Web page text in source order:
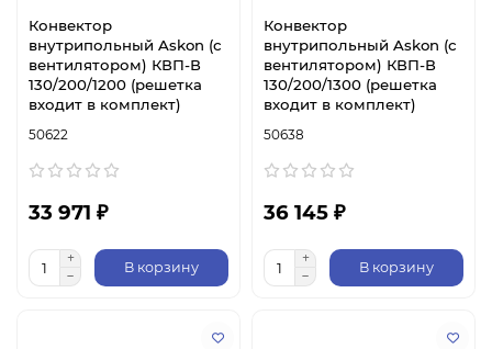
Конвектор
внутрипольный Askon (с
вентилятором) КВП-В
130/200/1200 (решетка
входит в комплект)
50622
33 971 ₽
В корзину
Конвектор
внутрипольный Askon (с
вентилятором) КВП-В
130/200/1300 (решетка
входит в комплект)
50638
36 145 ₽
В корзину